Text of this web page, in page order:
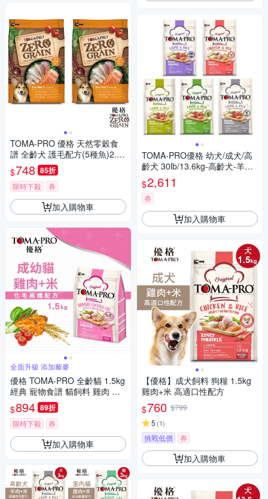
TOMA-PRO 優格 天然零穀食
譜 全齡犬 護毛配方(5種魚)2.5
磅X2包
$748 85折
限時下殺 券
加入購物車
全面升級 添加藜麥
優格 TOMA-PRO 全齡貓 1.5kg
經典 寵物食譜 貓飼料 雞肉 米
天然糧 營養 藜麥
$894 89折
限時下殺 券
加入購物車
TOMA-PRO優格 幼犬/成犬/高
齡犬 30lb/13.6kg-高齡犬-羊肉
+米高纖低脂配方
$2,611
券
加入購物車
【優格】成犬飼料 狗糧 1.5kg
雞肉+米 高適口性配方
$760 $799
5 (1)
挑戰低價 券
加入購物車